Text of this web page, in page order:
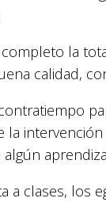
la
calidad,
la
a clases, los